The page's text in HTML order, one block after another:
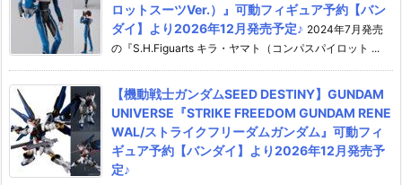
ロットスーツVer.）』可動フィギュア予約【バン
ダイ】より2026年12月発売予定♪ 2024年7月発売
の『S.H.Figuarts キラ・ヤマト（コンパスパイロット ...
【機動戦士ガンダムSEED DESTINY】GUNDAM
UNIVERSE『STRIKE FREEDOM GUNDAM RENE
WAL/ストライクフリーダムガンダム』可動フィ
ギュア予約【バンダイ】より2026年12月発売予
定♪